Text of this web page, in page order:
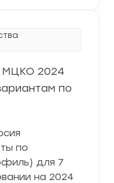
МЦКО 2024
по
по
для 7
на 2024